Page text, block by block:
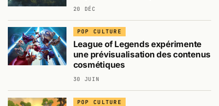
20 DÉC
POP CULTURE
League of Legends expérimente
une prévisualisation des contenus
cosmétiques
30 JUIN
POP CULTURE